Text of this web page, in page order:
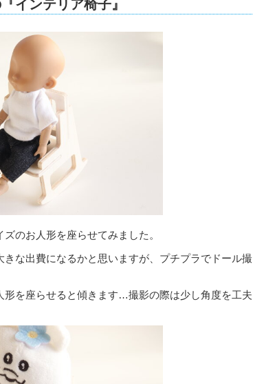
インテリア椅子』
のお人形を座らせてみました。
な出費になるかと思いますが、プチプラでドール撮
を座らせると傾きます…撮影の際は少し角度を工夫